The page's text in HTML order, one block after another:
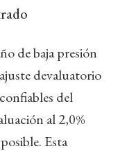
de baja presión
devaluatorio
del
al 2,0%
Esta